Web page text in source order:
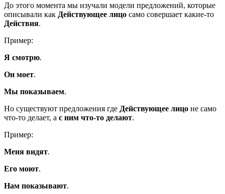
До этого момента мы изучали модели предложений, которые
описывали как Действующее лицо само совершает какие-то
Действия.
Пример:
Я смотрю.
Он моет.
Мы показываем.
Но существуют предложения где Действующее лицо не само
что-то делает, а с ним что-то делают.
Пример:
Меня видят.
Его моют.
Нам показывают.